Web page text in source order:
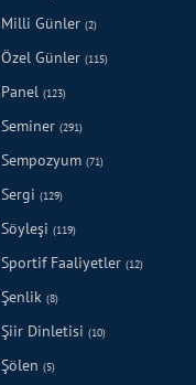
Milli Günler (2)
Özel Günler (115)
Panel (123)
Seminer (291)
Sempozyum (71)
Sergi (129)
Söyleşi (119)
Sportif Faaliyetler (12)
Şenlik (8)
Şiir Dinletisi (10)
Şölen (5)